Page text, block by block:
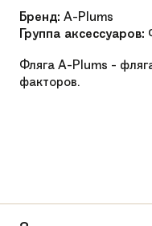
от 85 см
Бренд: A-Plums
Группа аксессуаров:
Фляга A-Plums -
факторов.